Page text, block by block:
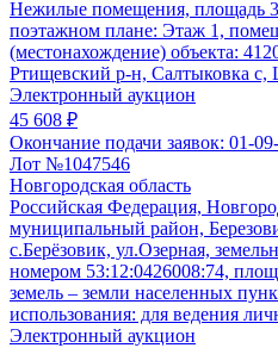
Нежилые помещения, площадь
поэтажном плане: Этаж 1,
(местонахождение) объекта:
Ртищевский р-н, Салтыковка с,
Электронный аукцион
45 608 ₽
Окончание подачи заявок: 01-
Лот №1047546
Новгородская область
Российская Федерация,
муниципальный район,
с.Берёзовик, ул.Озерная,
номером 53:12:0426008:74,
земель – земли населенных
использования: для ведения
Электронный аукцион